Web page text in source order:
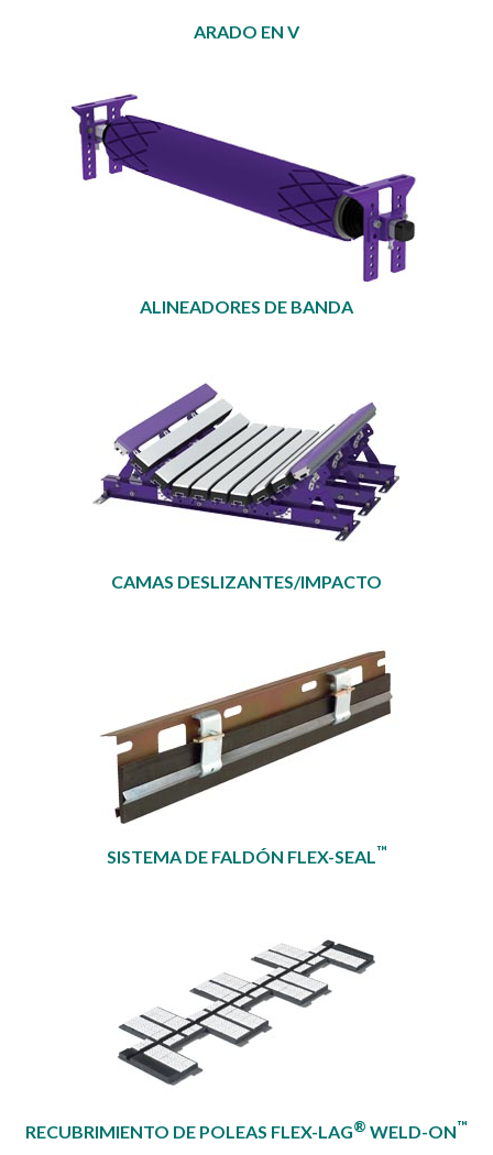
ARADO EN V
ALINEADORES DE BANDA
CAMAS DESLIZANTES/IMPACTO
SISTEMA DE FALDÓN FLEX-SEAL™
RECUBRIMIENTO DE POLEAS FLEX-LAG® WELD-ON™